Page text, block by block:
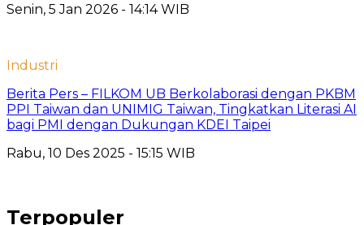
Senin, 5 Jan 2026 - 14:14 WIB
Industri
Berita Pers – FILKOM UB Berkolaborasi dengan PKBM
PPI Taiwan dan UNIMIG Taiwan, Tingkatkan Literasi AI
bagi PMI dengan Dukungan KDEI Taipei
Rabu, 10 Des 2025 - 15:15 WIB
Terpopuler